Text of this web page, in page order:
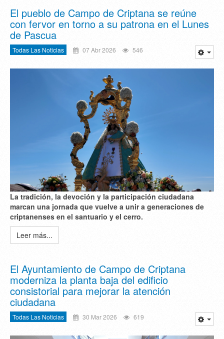
El pueblo de Campo de Criptana se reúne
con fervor en torno a su patrona en el Lunes
de Pascua
Todas Las Noticias 07 Abr 2026 546
La tradición, la devoción y la participación ciudadana
marcan una jornada que vuelve a unir a generaciones de
criptanenses en el santuario y el cerro.
Leer más...
El Ayuntamiento de Campo de Criptana
moderniza la planta baja del edificio
consistorial para mejorar la atención
ciudadana
Todas Las Noticias 30 Mar 2026 619